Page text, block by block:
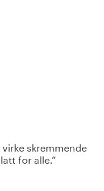
skremmende
for alle.